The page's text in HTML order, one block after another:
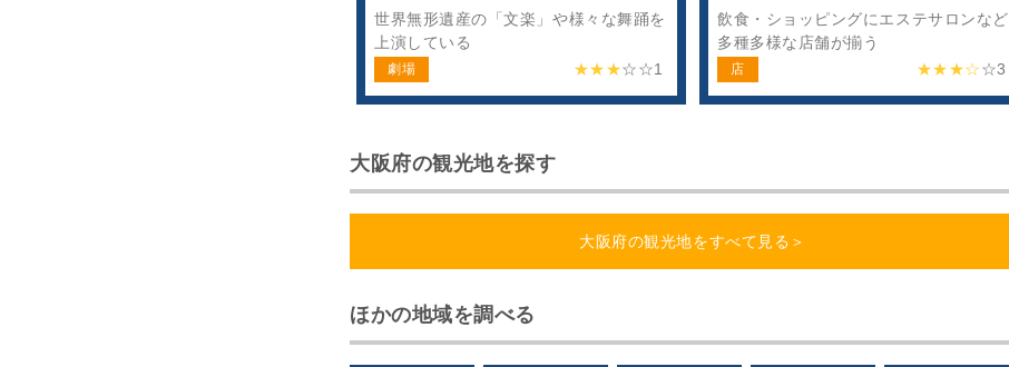
世界無形遺産の「文楽」や様々な舞踊を
上演している
劇場 ★★★☆☆1
飲食・ショッピングにエステサロンなど
多種多様な店舗が揃う
店 ★★★☆☆3
大阪府の観光地を探す
大阪府の観光地をすべて見る＞
ほかの地域を調べる